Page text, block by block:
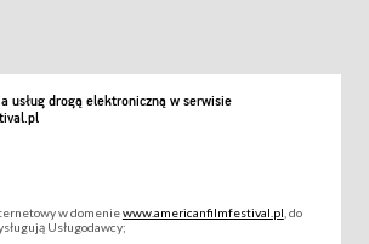
usług drogą elektroniczną w serwisie
w domeniewww.americanfilmfestival.pl , do
Usługodawcy;